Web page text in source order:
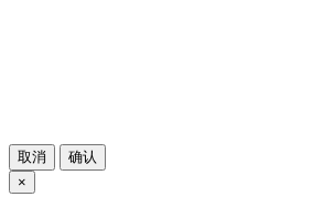
取消
确认
×